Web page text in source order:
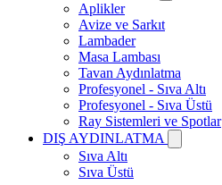
Aplikler
Avize ve Sarkıt
Lambader
Masa Lambası
Tavan Aydınlatma
Profesyonel - Sıva Altı
Profesyonel - Sıva Üstü
Ray Sistemleri ve Spotlar
DIŞ AYDINLATMA
Sıva Altı
Sıva Üstü